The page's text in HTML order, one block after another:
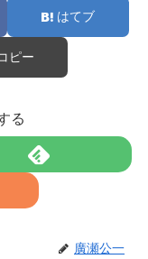
はてブ
ピー
る
廣瀬公一